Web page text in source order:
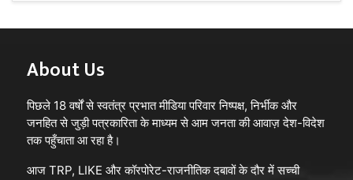
About Us
पिछले 18 वर्षों से स्वतंत्र प्रभात मीडिया परिवार निष्पक्ष, निर्भीक और
जनहित से जुड़ी पत्रकारिता के माध्यम से आम जनता की आवाज़ देश-विदेश
तक पहुँचाता आ रहा है।
आज TRP, LIKE और कॉरपोरेट-राजनीतिक दबावों के दौर में सच्ची